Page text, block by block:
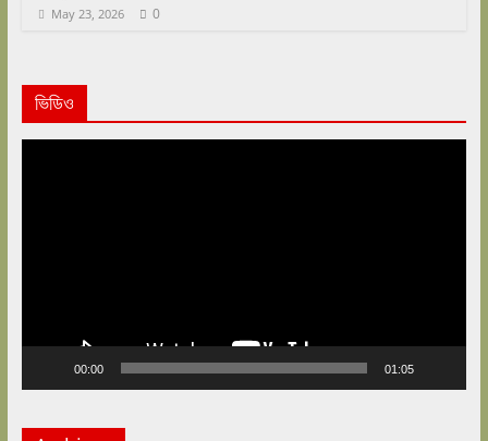
May 23, 2026 0
ভিডিও
00:00 01:05